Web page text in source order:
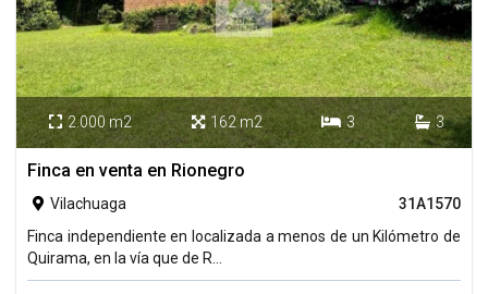
 2.000 m2  162 m2  3  3
Finca en venta en Rionegro
 Vilachuaga
31A1570
Finca independiente en localizada a menos de un Kilómetro de
Quirama, en la vía que de R...